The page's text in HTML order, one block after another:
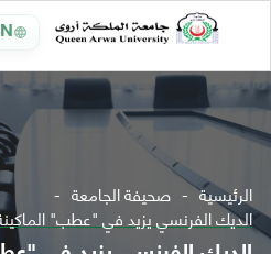
الرئيسية صحيفة الجامعة
الديك الفرنسي يزيد في "عطب" الماكينة